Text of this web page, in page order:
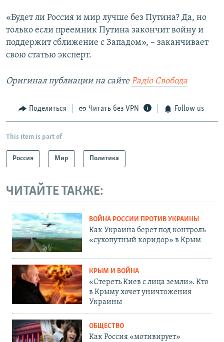
«Будет ли Россия и мир лучше без Путина? Да, но
только если преемник Путина закончит войну и
поддержит сближение с Западом», – заканчивает
свою статью эксперт.
Оригинал публиации на сайтеРадіо Свобода
Поделиться Читать без VPN Follow us
This item is part of
Россия Мир Политика
ЧИТАЙТЕ ТАКЖЕ:
ВОЙНА РОССИИ ПРОТИВ УКРАИНЫ
Как Украина берет под контроль
«сухопутный коридор» в Крым
КРЫМ И ВОЙНА
«Стереть Киев с лица земли». Кто
в Крыму хочет уничтожения
Украины
ОБЩЕСТВО
Как Россия «мотивирует»